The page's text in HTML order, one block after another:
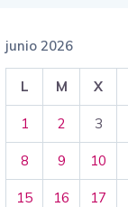
junio 2026
L M X
1 2 3
8 9 10
15 16 17